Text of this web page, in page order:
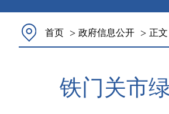
首页 > 政府信息公开 > 正文
铁门关市